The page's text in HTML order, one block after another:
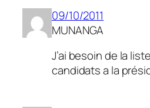
09/10/2011
MUNANGA
J’ai besoin de la
candidats a la